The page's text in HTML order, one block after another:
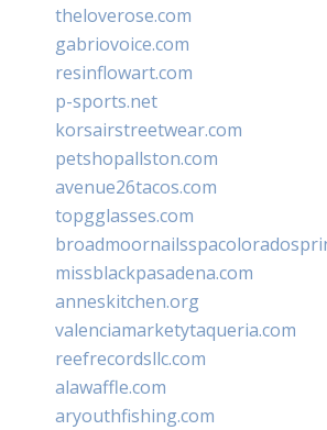
theloverose.com
gabriovoice.com
resinflowart.com
p-sports.net
korsairstreetwear.com
petshopallston.com
avenue26tacos.com
topgglasses.com
missblackpasadena.com
anneskitchen.org
valenciamarketytaqueria.com
reefrecordsllc.com
alawaffle.com
aryouthfishing.com